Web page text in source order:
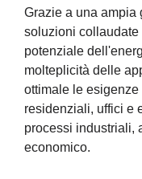
Grazie a una ampia
soluzioni collaudate
potenziale
molteplicità delle
ottimale le
residenziali, uffici e
processi industriali,
economico.